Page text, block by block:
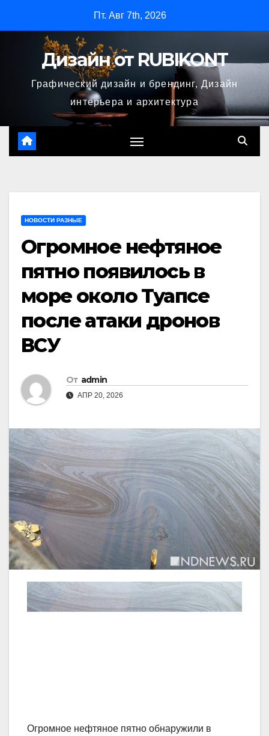
содержимому
Пт. Авг 7th, 2026
Дизайн от RUBIKONT
Графический дизайн и брендинг, Дизайн
интерьера и архитектура
НОВОСТИ РАЗНЫЕ
Огромное нефтяное
пятно появилось в
море около Туапсе
после атаки дронов
ВСУ
От admin
АПР 20, 2026
Огромное нефтяное пятно обнаружили в